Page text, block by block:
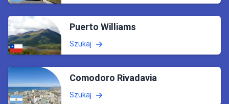
Puerto Williams
Szukaj
Comodoro Rivadavia
Szukaj